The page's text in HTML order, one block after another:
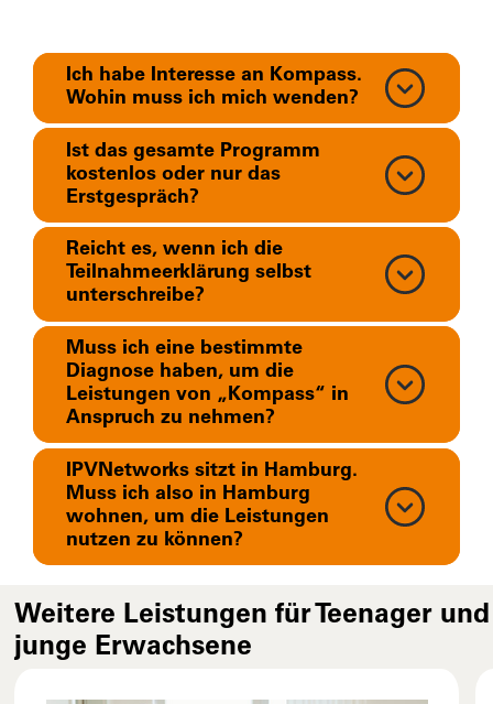
Ich habe Interesse an Kompass.
Wohin muss ich mich wenden?
Ist das gesamte Programm
kostenlos oder nur das
Erstgespräch?
Reicht es, wenn ich die
Teilnahmeerklärung selbst
unterschreibe?
Muss ich eine bestimmte
Diagnose haben, um die
Leistungen von „Kompass“ in
Anspruch zu nehmen?
IPVNetworks sitzt in Hamburg.
Muss ich also in Hamburg
wohnen, um die Leistungen
nutzen zu können?
Weitere Leistungen für Teenager und
junge Erwachsene